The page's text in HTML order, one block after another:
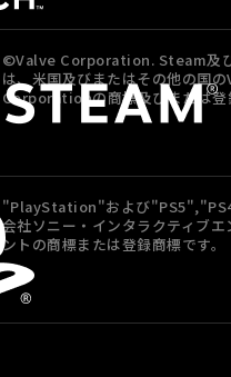
©Valve Corporation. Steam及
は、米国及びまたはその他の国
Corporationの商標及びまたは登
"PlayStation"および
会社ソニー・インタラクティブエ
ントの商標または登録商標です。